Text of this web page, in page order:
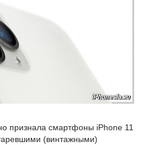
признала смартфоны iPhone 11
(винтажными)